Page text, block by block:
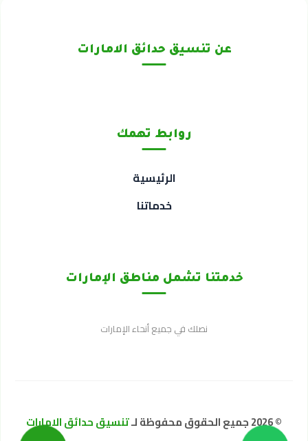
عن تنسيق حدائق الامارات
روابط تهمك
الرئيسية
خدماتنا
خدمتنا تشمل مناطق الإمارات
نصلك في جميع أنحاء الإمارات
© 2026 جميع الحقوق محفوظة لـ تنسيق حدائق الامارات